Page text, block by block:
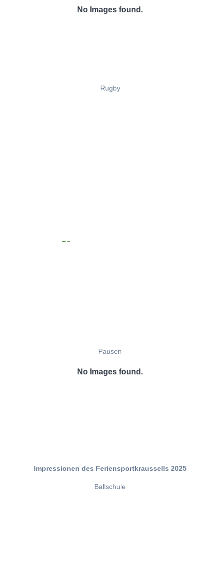
No Images found.
Rugby
Pausen
No Images found.
Impressionen des Feriensportkraussells 2025
Ballschule